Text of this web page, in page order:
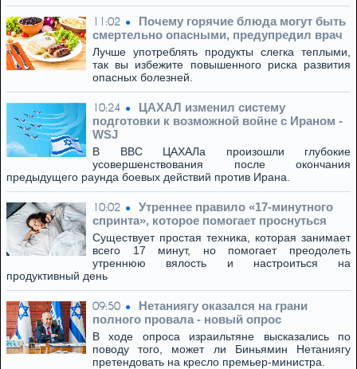
11:02
Почему горячие блюда могут быть
смертельно опасными, предупредил врач
Лучше употреблять продукты слегка теплыми,
так вы избежите повышенного риска развития
опасных болезней.
10:24
ЦАХАЛ изменил систему
подготовки к возможной войне с Ираном -
WSJ
В ВВС ЦАХАЛа произошли глубокие
усовершенствования после окончания
предыдущего раунда боевых действий против Ирана.
10:02
Утреннее правило «17-минутного
спринта», которое помогает проснуться
Существует простая техника, которая занимает
всего 17 минут, но помогает преодолеть
утреннюю вялость и настроиться на
продуктивный день
09:50
Нетаниягу оказался на грани
полного провала - новый опрос
В ходе опроса израильтяне высказались по
поводу того, может ли Биньямин Нетаниягу
претендовать на кресло премьер-министра.